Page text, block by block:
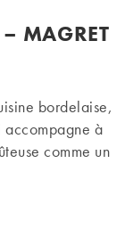
– MAGRET
bordelaise,
à
comme un
à la bordelaise